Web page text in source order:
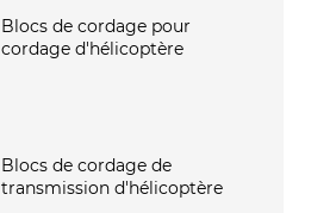
Blocs de cordage pour
cordage d'hélicoptère
Blocs de cordage de
transmission d'hélicoptère